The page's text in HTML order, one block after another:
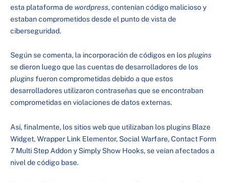
esta plataforma de wordpress, contenían código malicioso y
estaban comprometidos desde el punto de vista de
ciberseguridad.
Según se comenta, la incorporación de códigos en losplugins
se dieron luego que las cuentas de desarrolladores de los
pluginsfueron comprometidas debido a que estos
desarrolladores utilizaron contraseñas que se encontraban
comprometidas en violaciones de datos externas.
Así, finalmente, los sitios web que utilizaban los plugins Blaze
Widget, Wrapper Link Elementor, Social Warfare, Contact Form
7 Multi Step Addon y Simply Show Hooks, se veían afectados a
nivel de código base.